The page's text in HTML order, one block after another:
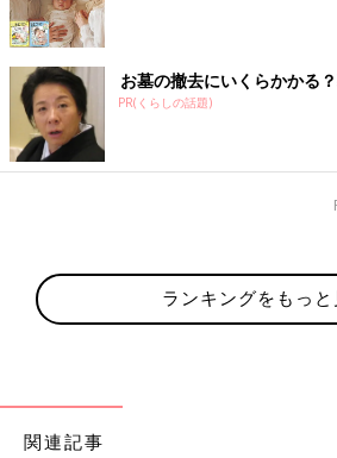
お墓の撤去にいくらかかる
PR(くらしの話題)
ランキングをもっと
関連記事